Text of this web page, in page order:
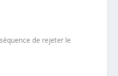
de rejeter le